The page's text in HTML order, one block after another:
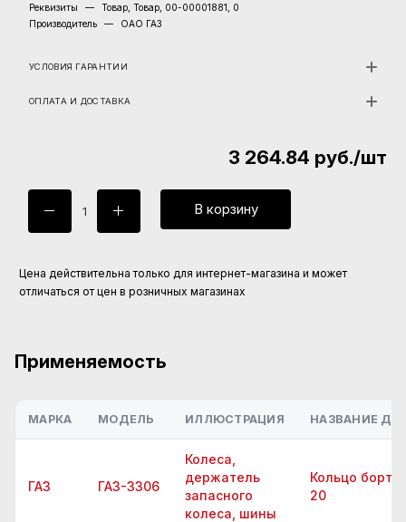
Реквизиты —
Товар, Товар, 00-00001881, 0
Производитель
— ОАО ГАЗ
УСЛОВИЯ ГАРАНТИИ
ОПЛАТА И ДОСТАВКА
3 264.84 руб./шт
В корзину
Цена действительна только для интернет-магазина и может
отличаться от цен в розничных магазинах
Применяемость
МАРКА МОДЕЛЬ ИЛЛЮСТРАЦИЯ НАЗВАНИЕ
ГАЗ ГАЗ-3306
Колеса,
держатель
запасного
колеса, шины
Кольцо
20